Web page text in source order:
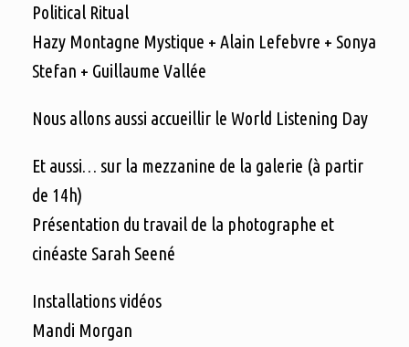
Political Ritual
Hazy Montagne Mystique + Alain Lefebvre + Sonya
Stefan + Guillaume Vallée
Nous allons aussi accueillir le World Listening Day
Et aussi… sur la mezzanine de la galerie (à partir
de 14h)
Présentation du travail de la photographe et
cinéaste Sarah Seené
Installations vidéos
Mandi Morgan